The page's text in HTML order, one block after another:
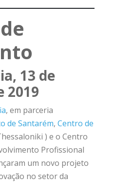
13 de
2019
, em parceria
de Santarém, Centro de
) e o Centro
Profissional
um novo projeto
no setor da